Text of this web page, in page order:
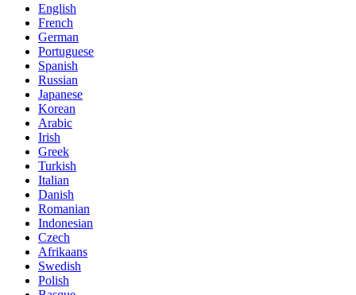
English
French
German
Portuguese
Spanish
Russian
Japanese
Korean
Arabic
Irish
Greek
Turkish
Italian
Danish
Romanian
Indonesian
Czech
Afrikaans
Swedish
Polish